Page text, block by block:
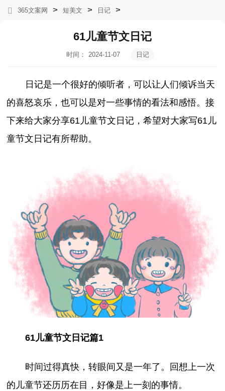
365文案网 > 短美文 > 日记 >
61儿童节文日记
时间：
2024-11-07
日记
日记是一个很好的倾听者，可以让人们倾诉当天
的喜怒哀乐，也可以是对一些事情的看法和感悟。接
下来给大家分享61儿童节文日记，希望对大家写61儿
童节文日记有所帮助。
61儿童节文日记篇1
时间过得真快，转眼间又是一年了。回想上一次
的儿童节还历历在目，好像是上一刻的事情。